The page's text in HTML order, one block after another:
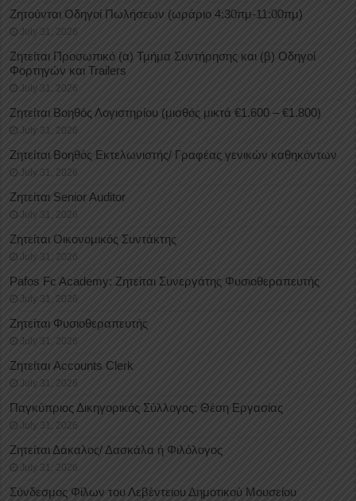
Ζητούνται Οδηγοί Πωλήσεων (ωράριο 4:30πμ-11:00πμ)
July 31, 2026
Ζητείται Προσωπικό (α) Τμήμα Συντήρησης και (β) Οδηγοί
Φορτηγών και Trailers
July 31, 2026
Ζητείται Βοηθός Λογιστηρίου (μισθός μικτά €1.600 – €1.800)
July 31, 2026
Ζητείται Βοηθός Εκτελωνιστής/ Γραφέας γενικών καθηκόντων
July 31, 2026
Ζητείται Senior Auditor
July 31, 2026
Ζητείται Οικονομικός Συντάκτης
July 31, 2026
Pafos Fc Academy: Ζητείται Συνεργάτης Φυσιοθεραπευτής
July 31, 2026
Ζητείται Φυσιοθεραπευτής
July 31, 2026
Ζητείται Accounts Clerk
July 31, 2026
Παγκύπριος Δικηγορικός Σύλλογος: Θέση Εργασίας
July 31, 2026
Ζητείται Δάκαλος/ Δασκάλα ή Φιλόλογος
July 31, 2026
Σύνδεσμος Φίλων του Λεβέντειου Δημοτικού Μουσείου